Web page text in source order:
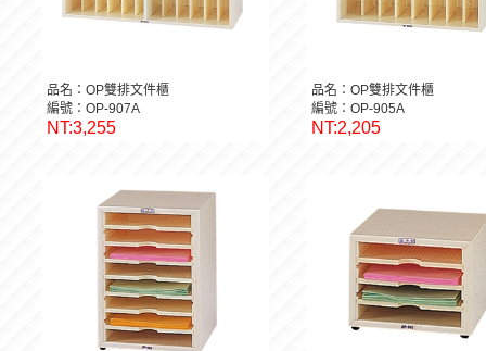
品名：OP雙排文件櫃
編號：OP-907A
NT:3,255
品名：OP雙排文件櫃
編號：OP-905A
NT:2,205